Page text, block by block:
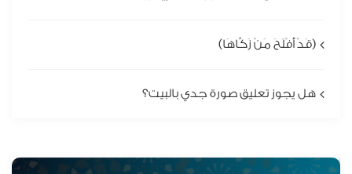
(قَدْ أَفْلَحَ مَنْ زَكَّاهَا)
هل يجوز تعليق صورة جدي بالبيت؟